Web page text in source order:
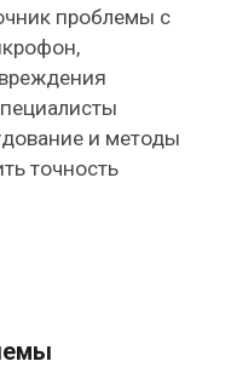
проблемы с
и методы
точность